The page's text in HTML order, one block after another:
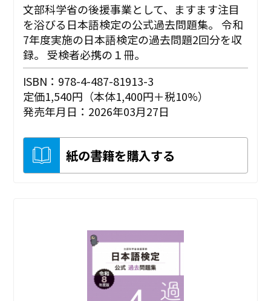
文部科学省の後援事業として、ますます注目
を浴びる日本語検定の公式過去問題集。 令和
7年度実施の日本語検定の過去問題2回分を収
録。 受検者必携の１冊。
ISBN：978-4-487-81913-3
定価1,540円（本体1,400円＋税10%）
発売年月日：2026年03月27日
紙の書籍を購入する